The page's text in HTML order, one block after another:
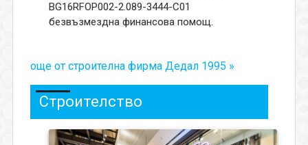
BG16RFOP002-2.089-3444-C01
безвъзмездна финансова помощ.
още от строителна фирма Дедал 1995 »
Строителство